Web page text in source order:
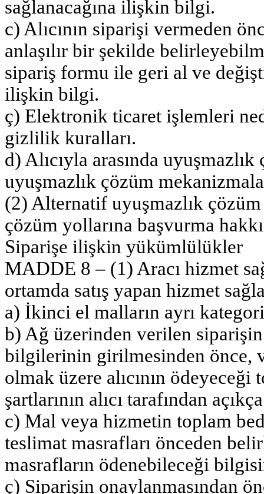
sağlanacağına ilişkin bilgi.
c) Alıcının siparişi vermeden
anlaşılır bir şekilde
sipariş formu ile geri al ve
ilişkin bilgi.
ç) Elektronik ticaret işlemleri
gizlilik kuralları.
d) Alıcıyla arasında
uyuşmazlık çözüm
(2) Alternatif uyuşmazlık
çözüm yollarına başvurma
Siparişe ilişkin yükümlülükler
MADDE 8 – (1) Aracı hizmet
ortamda satış yapan hizmet
a) İkinci el malların ayrı
b) Ağ üzerinden verilen siparişin
bilgilerinin girilmesinden önce,
olmak üzere alıcının
şartlarının alıcı tarafından
c) Mal veya hizmetin toplam
teslimat masrafları önceden
masrafların ödenebileceği
ç) Siparişin onaylanmasından